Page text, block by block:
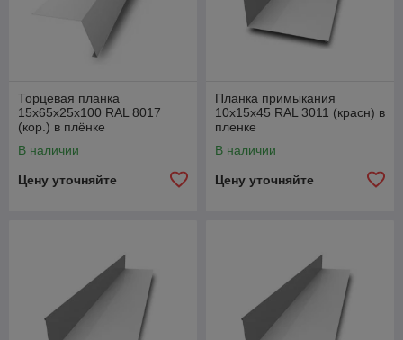
Торцевая планка
15х65х25х100 RAL 8017
(кор.) в плёнке
В наличии
Цену уточняйте
Планка примыкания
10х15х45 RAL 3011 (красн) в
пленке
В наличии
Цену уточняйте